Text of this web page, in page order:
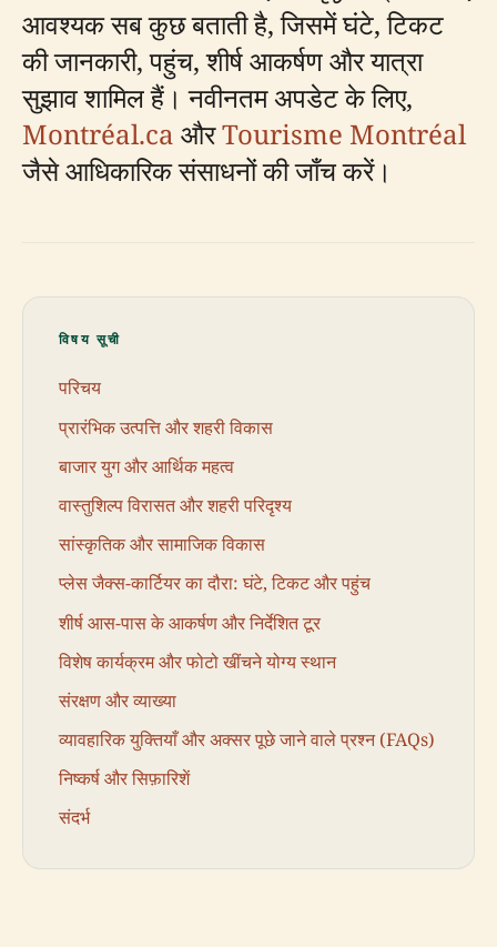
आवश्यक सब कुछ बताती है, जिसमें घंटे, टिकट
की जानकारी, पहुंच, शीर्ष आकर्षण और यात्रा
सुझाव शामिल हैं। नवीनतम अपडेट के लिए,
Montréal.ca औरTourisme Montréal
जैसे आधिकारिक संसाधनों की जाँच करें।
विषय सूची
परिचय
प्रारंभिक उत्पत्ति और शहरी विकास
बाजार युग और आर्थिक महत्व
वास्तुशिल्प विरासत और शहरी परिदृश्य
सांस्कृतिक और सामाजिक विकास
प्लेस जैक्स-कार्टियर का दौरा: घंटे, टिकट और पहुंच
शीर्ष आस-पास के आकर्षण और निर्देशित टूर
विशेष कार्यक्रम और फोटो खींचने योग्य स्थान
संरक्षण और व्याख्या
व्यावहारिक युक्तियाँ और अक्सर पूछे जाने वाले प्रश्न (FAQs)
निष्कर्ष और सिफ़ारिशें
संदर्भ